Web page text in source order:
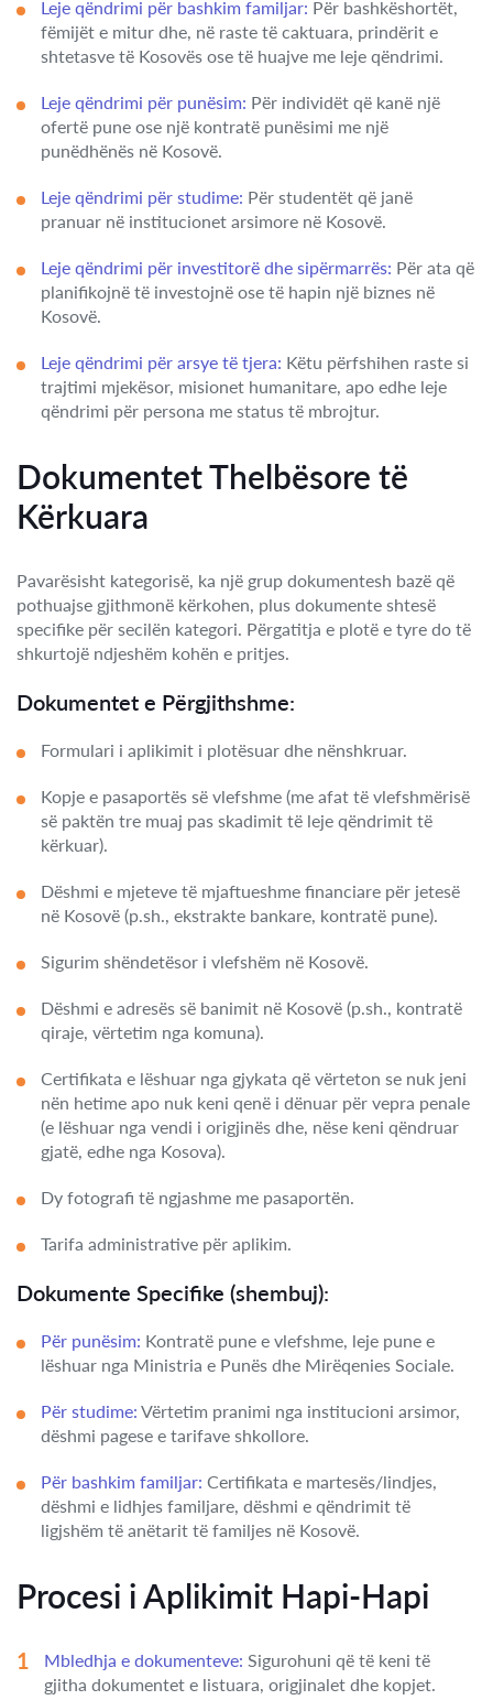
Leje qëndrimi për bashkim familjar: Për bashkëshortët,
fëmijët e mitur dhe, në raste të caktuara, prindërit e
shtetasve të Kosovës ose të huajve me leje qëndrimi.
Leje qëndrimi për punësim: Për individët që kanë një
ofertë pune ose një kontratë punësimi me një
punëdhënës në Kosovë.
Leje qëndrimi për studime: Për studentët që janë
pranuar në institucionet arsimore në Kosovë.
Leje qëndrimi për investitorë dhe sipërmarrës: Për ata që
planifikojnë të investojnë ose të hapin një biznes në
Kosovë.
Leje qëndrimi për arsye të tjera: Këtu përfshihen raste si
trajtimi mjekësor, misionet humanitare, apo edhe leje
qëndrimi për persona me status të mbrojtur.
Dokumentet Thelbësore të
Kërkuara
Pavarësisht kategorisë, ka një grup dokumentesh bazë që
pothuajse gjithmonë kërkohen, plus dokumente shtesë
specifike për secilën kategori. Përgatitja e plotë e tyre do të
shkurtojë ndjeshëm kohën e pritjes.
Dokumentet e Përgjithshme:
Formulari i aplikimit i plotësuar dhe nënshkruar.
Kopje e pasaportës së vlefshme (me afat të vlefshmërisë
së paktën tre muaj pas skadimit të leje qëndrimit të
kërkuar).
Dëshmi e mjeteve të mjaftueshme financiare për jetesë
në Kosovë (p.sh., ekstrakte bankare, kontratë pune).
Sigurim shëndetësor i vlefshëm në Kosovë.
Dëshmi e adresës së banimit në Kosovë (p.sh., kontratë
qiraje, vërtetim nga komuna).
Certifikata e lëshuar nga gjykata që vërteton se nuk jeni
nën hetime apo nuk keni qenë i dënuar për vepra penale
(e lëshuar nga vendi i origjinës dhe, nëse keni qëndruar
gjatë, edhe nga Kosova).
Dy fotografi të ngjashme me pasaportën.
Tarifa administrative për aplikim.
Dokumente Specifike (shembuj):
Për punësim: Kontratë pune e vlefshme, leje pune e
lëshuar nga Ministria e Punës dhe Mirëqenies Sociale.
Për studime: Vërtetim pranimi nga institucioni arsimor,
dëshmi pagese e tarifave shkollore.
Për bashkim familjar: Certifikata e martesës/lindjes,
dëshmi e lidhjes familjare, dëshmi e qëndrimit të
ligjshëm të anëtarit të familjes në Kosovë.
Procesi i Aplikimit Hapi-Hapi
Mbledhja e dokumenteve: Sigurohuni që të keni të
gjitha dokumentet e listuara, origjinalet dhe kopjet.